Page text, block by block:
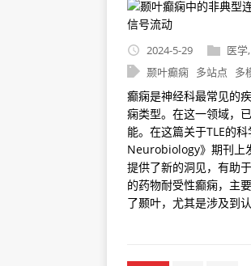
2024-5-29 医学,
颞叶癫痫 多站点 多
癫痫是神经科最常见的
痫类型。在这一领域，
能。在这篇关于TLE的
Neurobiology》期刊上
提供了新的洞见，有助
的药物耐受性癫痫，主
了颞叶，尤其是涉及到